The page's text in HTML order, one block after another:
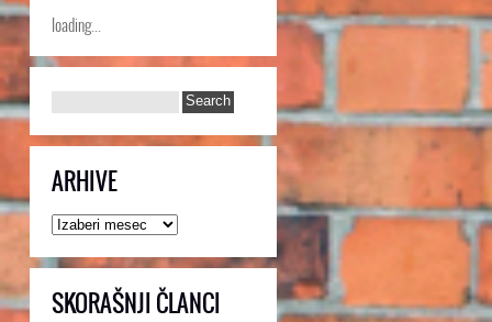
loading...
ARHIVE
Arhive
SKORAŠNJI ČLANCI